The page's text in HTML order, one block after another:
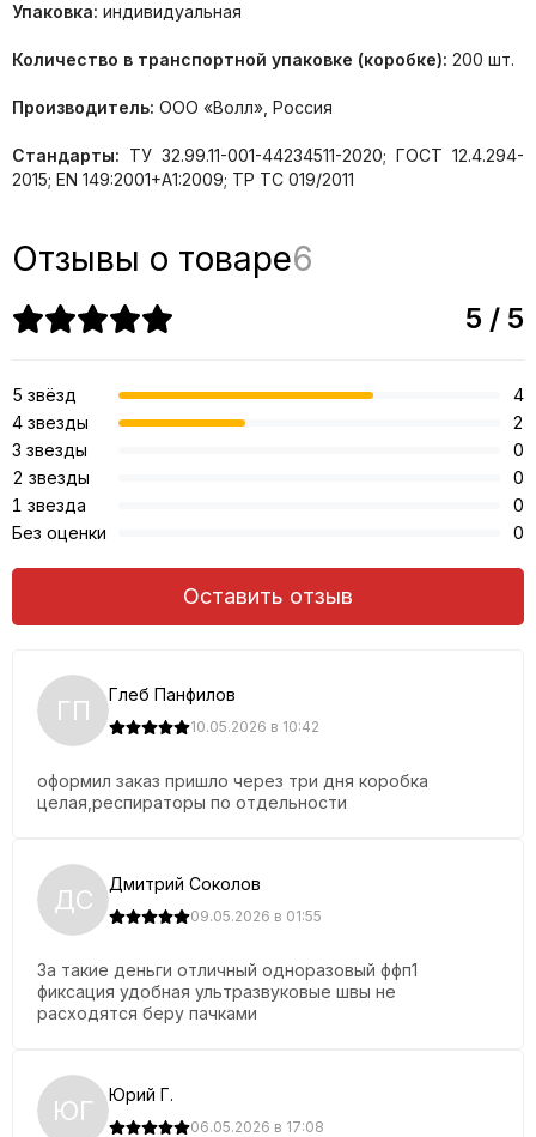
Упаковка: индивидуальная
Количество в транспортной упаковке (коробке): 200 шт.
Производитель: ООО «Волл», Россия
Стандарты: ТУ 32.99.11-001-44234511-2020; ГОСТ 12.4.294-
2015; EN 149:2001+А1:2009; ТР ТС 019/2011
Отзывы о товаре6
ГП Глеб Панфилов
10.05.2026 в 10:42
оформил заказ пришло через три дня коробка
целая,респираторы по отдельности
ДС Дмитрий Соколов
09.05.2026 в 01:55
За такие деньги отличный одноразовый ффп1
фиксация удобная ультразвуковые швы не
расходятся беру пачками
ЮГ Юрий Г.
06.05.2026 в 17:08
5 / 5
5 звёзд
4
4 звезды
2
3 звезды
0
2 звезды
0
1 звезда
0
Без оценки
0
Оставить отзыв